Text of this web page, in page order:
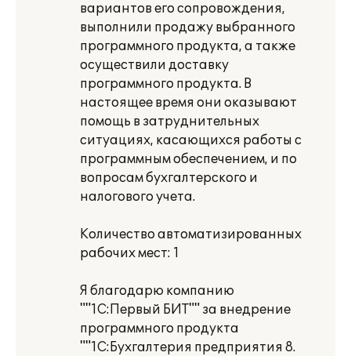
вариантов его сопровождения,
выполнили продажу выбранного
программного продукта, а также
осуществили доставку
программного продукта. В
настоящее время они оказывают
помощь в затруднительных
ситуациях, касающихся работы с
программным обеспечением, и по
вопросам бухгалтерского и
налогового учета.
Количество автоматизированных
рабочих мест: 1
Я благодарю компанию
""1С:Первый БИТ"" за внедрение
программного продукта
""1С:Бухгалтерия предприятия 8.